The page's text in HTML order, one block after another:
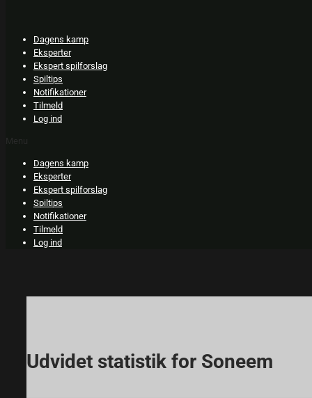
Dagens kamp
Eksperter
Ekspert spilforslag
Spiltips
Notifikationer
Tilmeld
Log ind
Menu
Dagens kamp
Eksperter
Ekspert spilforslag
Spiltips
Notifikationer
Tilmeld
Log ind
Udvidet statistik for Soneem